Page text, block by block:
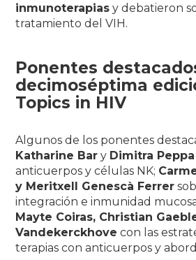
inmunoterapias y debatieron
tratamiento del VIH.
Ponentes
decimoséptima
Topics in HIV
Algunos de los ponentes
Katharine Bar y Dimitra Peppa
anticuerpos y células NK;
y Meritxell Genescà Ferrer
integración e inmunidad
Mayte Coiras, Christian
Vandekerckhove con las
terapias con anticuerpos y